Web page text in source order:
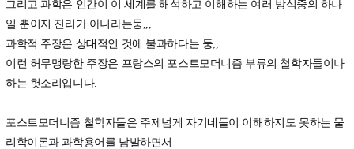
그리고 과학은 인간이 이 세계를 해석하고 이해하는 여러 방식중의 하나
일 뿐이지 진리가 아니라는둥,,,
과학적 주장은 상대적인 것에 불과하다는 둥,,
이런 허무맹랑한 주장은 프랑스의 포스트모더니즘 부류의 철학자들이나
하는 헛소리입니다.
포스트모더니즘 철학자들은 주제넘게 자기네들이 이해하지도 못하는 물
리학이론과 과학용어를 남발하면서